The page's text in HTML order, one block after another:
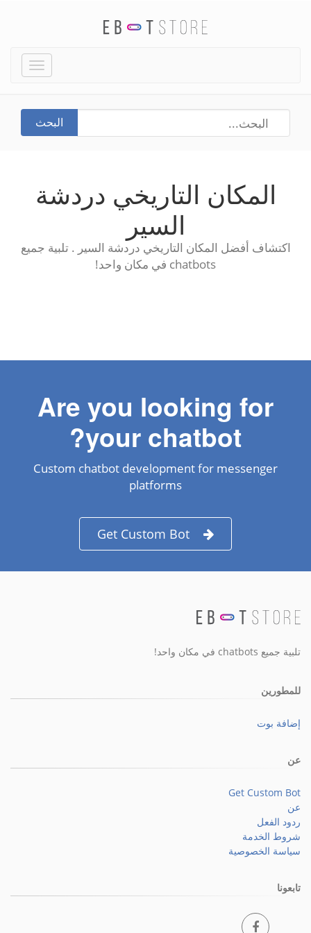
Toggle
البحث
المكان التاريخي دردشة
السير
اكتشاف أفضل المكان التاريخي دردشة السير . تلبية جميع
chatbots في مكان واحد!
Are you looking for
your chatbot?
Custom chatbot development for messenger
platforms
Get Custom Bot
تلبية جميع chatbots في مكان واحد!
للمطورين
إضافة بوت
عن
Get Custom Bot
عن
ردود الفعل
شروط الخدمة
سياسة الخصوصية
تابعونا